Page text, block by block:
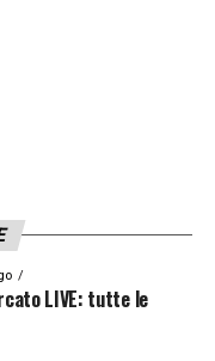
LIVE: tutte le